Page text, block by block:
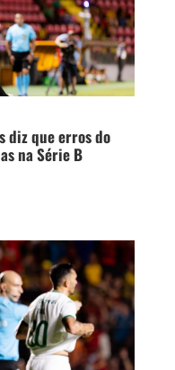
diz que erros do
na Série B